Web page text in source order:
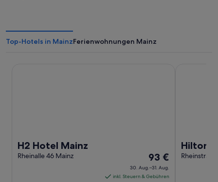
Top-Hotels in MainzFerienwohnungen Mainz
H2 Hotel Mainz
Rheinalle 46 Mainz
Der
Preis
beträgt
93 €
30. Aug.–31. Aug.
inkl. Steuern & Gebühren
Hilton